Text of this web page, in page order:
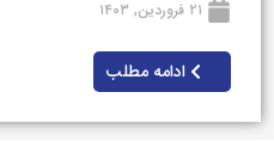
ادامه مطلب